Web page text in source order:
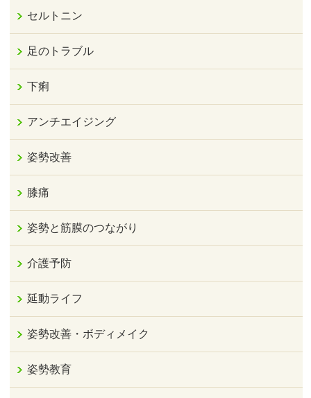
セルトニン
足のトラブル
下痢
アンチエイジング
姿勢改善
膝痛
姿勢と筋膜のつながり
介護予防
延動ライフ
姿勢改善・ボディメイク
姿勢教育